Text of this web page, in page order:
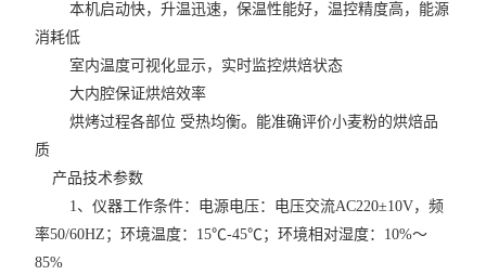
本机启动快，升温迅速，保温性能好，温控精度高，能源
消耗低
室内温度可视化显示，实时监控烘焙状态
大内腔保证烘焙效率
烘烤过程各部位 受热均衡。能准确评价小麦粉的烘焙品
质
产品技术参数
1、仪器工作条件：电源电压：电压交流AC220±10V，频
率50/60HZ；环境温度：15℃-45℃；环境相对湿度：10%～
85%